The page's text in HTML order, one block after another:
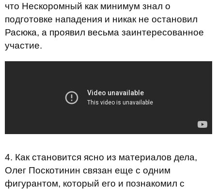
что Нескоромный как минимум знал о
подготовке нападения и никак не остановил
Расюка, а проявил весьма заинтересованное
участие.
4. Как становится ясно из материалов дела,
Олег Поскотинин связан еще с одним
фигурантом, который его и познакомил с